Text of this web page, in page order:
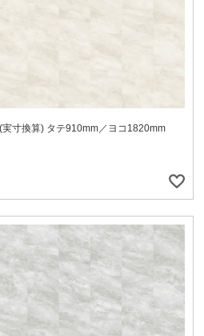
実寸換算) タテ910mm／ヨコ1820mm